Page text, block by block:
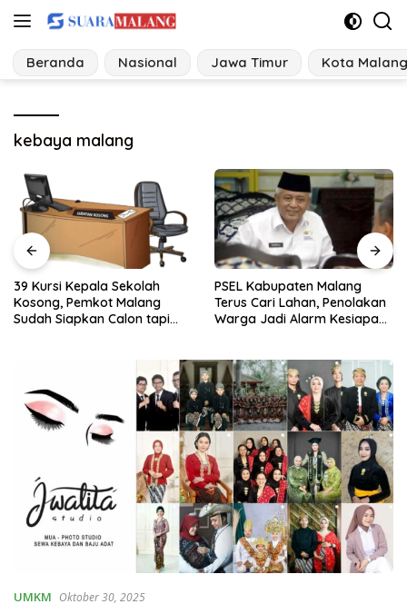
Langsung
konten
Beranda Nasional Jawa Timur Kota Malang
kebaya malang
PSEL Kabupaten Malang
Terus Cari Lahan, Penolakan
Warga Jadi Alarm Kesiapan
Kasus Kekerasan Seksual di
Kabupaten Malang Melonjak,
Satgas Pencegahan
UMKM Oktober 30, 2025